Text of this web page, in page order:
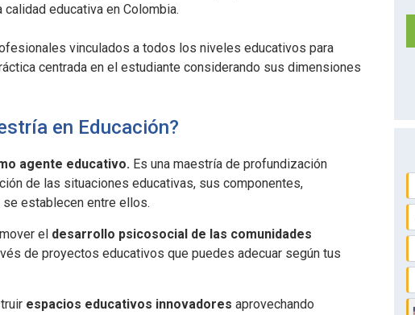
educativa en Colombia.
vinculados a todos los niveles educativos para
centrada en el estudiante considerando sus dimensiones
en Educación?
agente educativo. Es una maestría de profundización
de las situaciones educativas, sus componentes,
establecen entre ellos.
el desarrollo psicosocial de las comunidades
de proyectos educativos que puedes adecuar según tus
espacios educativos innovadores aprovechando